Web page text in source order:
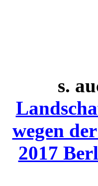
s.
wegen
2017